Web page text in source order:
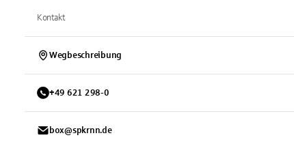
Kontakt
Wegbeschreibung
+49 621 298-0
box@spkrnn.de